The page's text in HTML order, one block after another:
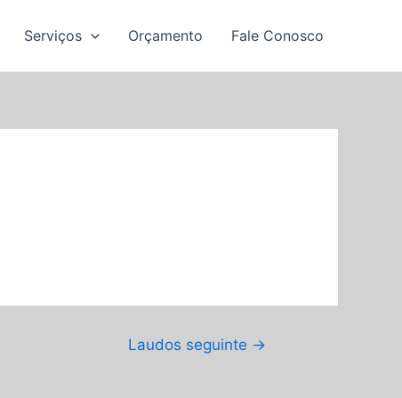
Serviços Orçamento Fale Conosco
Laudos seguinte →